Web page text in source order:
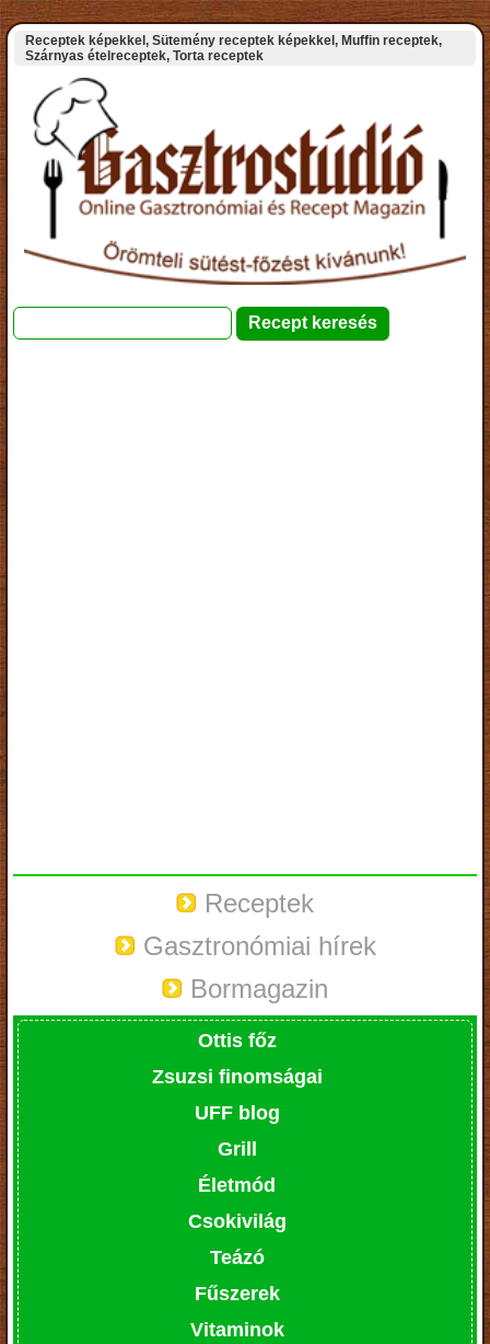
Receptek képekkel, Sütemény receptek képekkel, Muffin receptek,
Szárnyas ételreceptek, Torta receptek
Receptek
Gasztronómiai hírek
Bormagazin
Ottis főz
Zsuzsi finomságai
UFF blog
Grill
Életmód
Csokivilág
Teázó
Fűszerek
Vitaminok